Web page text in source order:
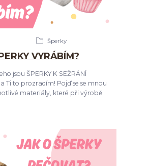
Šperky
VYRÁBÍM?
jsou ŠPERKY K SEŽRÁNÍ
Ti to prozradím! Pojď se se mnou
materiály, které při výrobě